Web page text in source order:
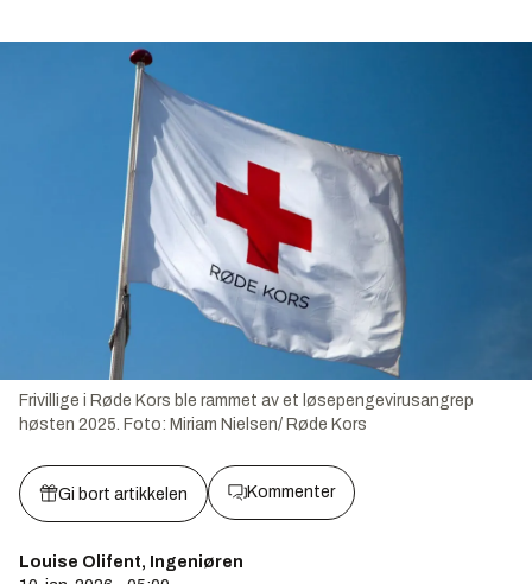
Frivillige i Røde Kors ble rammet av et løsepengevirusangrep
høsten 2025. Foto: Miriam Nielsen/ Røde Kors
Gi bort artikkelen Kommenter
Louise Olifent, Ingeniøren